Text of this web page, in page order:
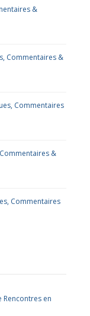
&
Commentaires &
Commentaires
&
Commentaires
Rencontres en